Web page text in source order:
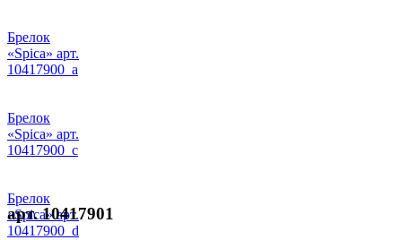
Брелок
«Spica» арт.
10417900_a
Брелок
«Spica» арт.
10417900_c
Брелок
«Spica» арт.
10417900_d
арт. 10417901